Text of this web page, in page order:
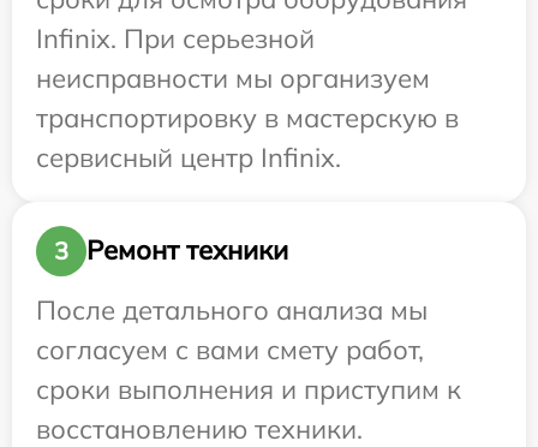
Infinix. При серьезной
неисправности мы организуем
транспортировку в мастерскую в
сервисный центр Infinix.
3
Ремонт техники
После детального анализа мы
согласуем с вами смету работ,
сроки выполнения и приступим к
восстановлению техники.